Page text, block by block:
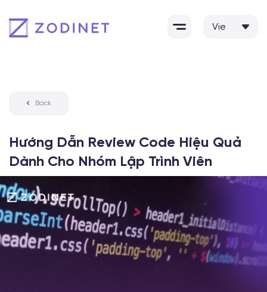
to
content
Back
Hướng Dẫn Review Code Hiệu Quả
Dành Cho Nhóm Lập Trình Viên